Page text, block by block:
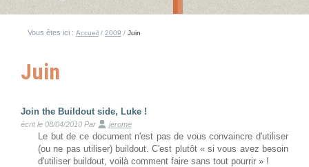
Vous êtes ici : Accueil / 2009 / Juin
Juin
Join the Buildout side, Luke !
écrit le 08/04/2010 Par jerome
Le but de ce document n'est pas de vous convaincre d'utiliser
(ou ne pas utiliser) buildout. C'est plutôt « si vous avez besoin
d'utiliser buildout, voilà comment faire sans tout pourrir » !